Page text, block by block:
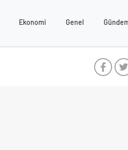
Ekonomi Genel